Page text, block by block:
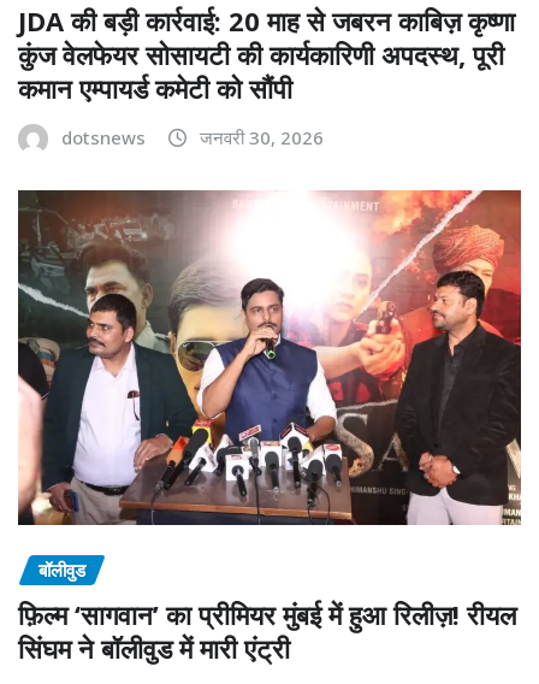
JDA की बड़ी कार्रवाई: 20 माह से जबरन काबिज़ कृष्णा
कुंज वेलफेयर सोसायटी की कार्यकारिणी अपदस्थ, पूरी
कमान एम्पायर्ड कमेटी को सौंपी
dotsnews जनवरी 30, 2026
बॉलीवुड
फ़िल्म ‘सागवान’ का प्रीमियर मुंबई में हुआ रिलीज़! रीयल
सिंघम ने बॉलीवुड में मारी एंट्री